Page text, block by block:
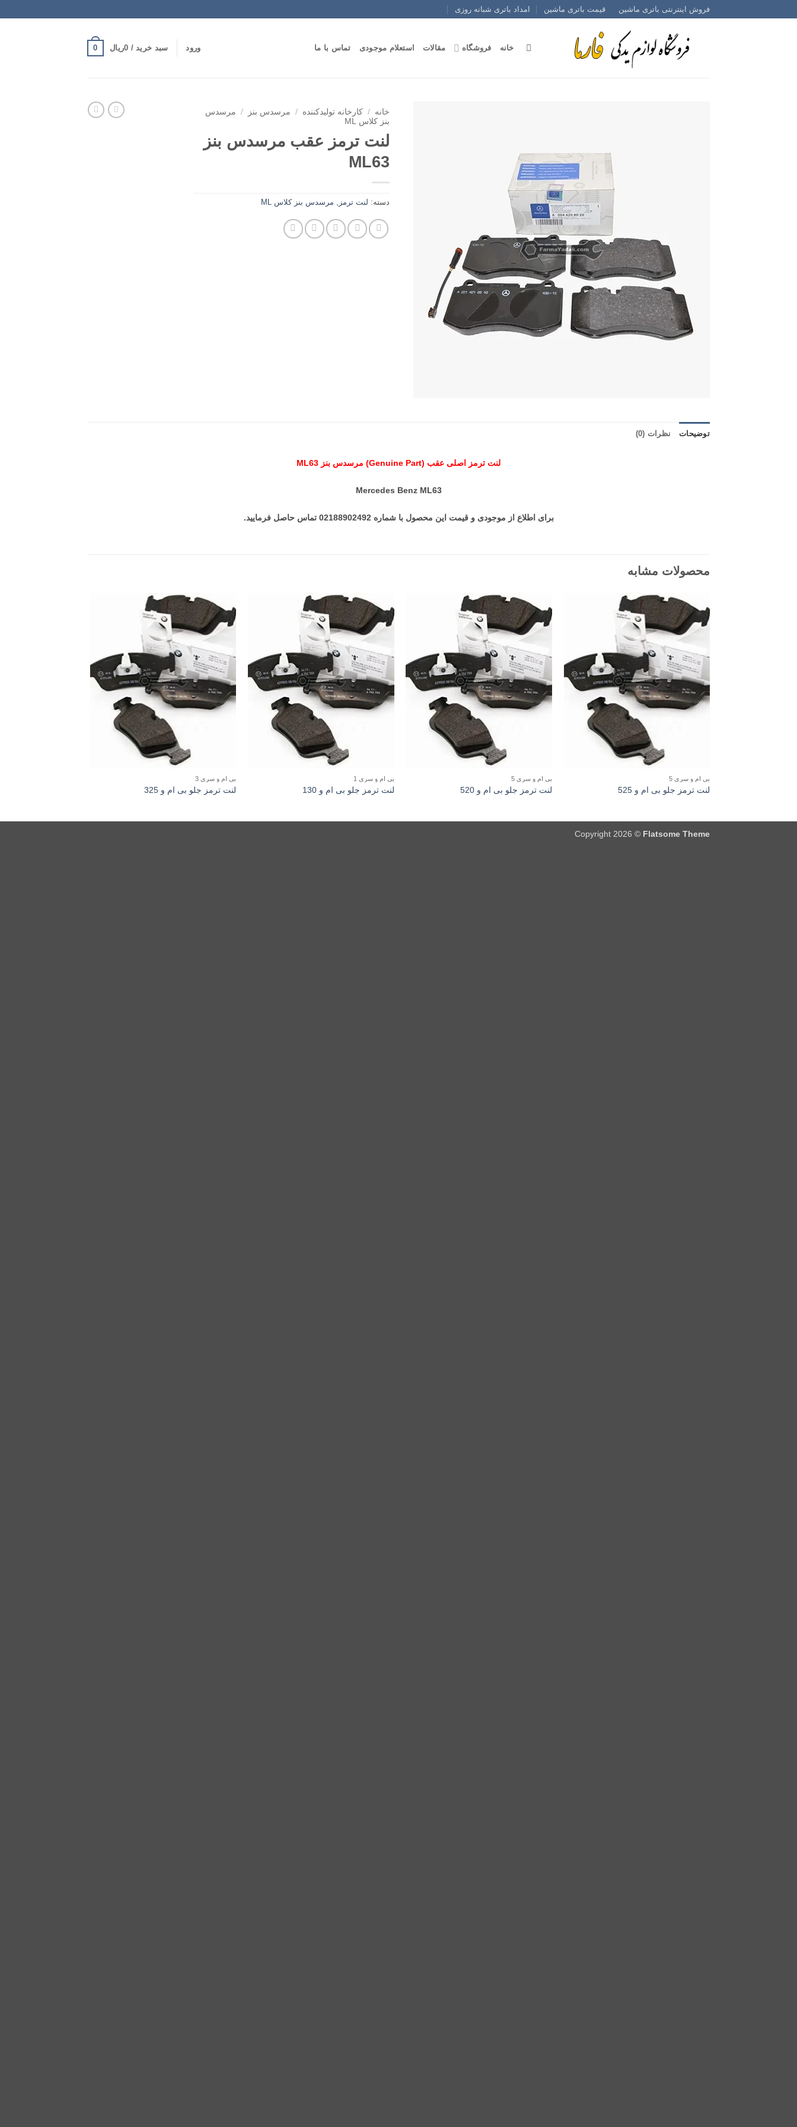
to
فروش اینترنتی باتری ماشین قیمت باتری ماشین امداد باتری شبانه روزی
خانه فروشگاه مقالات استعلام موجودی تماس با ما ورود سبد خرید / 0ریال 0
خانه / کارخانه تولیدکننده / مرسدس بنز / مرسدس
بنز کلاس ML
لنت ترمز عقب مرسدس بنز
ML63
دسته: لنت ترمز مرسدس بنز کلاس ML
توضیحات نظرات (0)
لنت ترمز اصلی عقب (Genuine Part) مرسدس بنز ML63
Mercedes Benz ML63
برای اطلاع از موجودی و قیمت این محصول با شماره 02188902492 تماس حاصل فرمایید.
محصولات مشابه
بی ام و سری 5
لنت ترمز جلو بی ام و 525
بی ام و سری 5
لنت ترمز جلو بی ام و 520
بی ام و سری 1
لنت ترمز جلو بی ام و 130
بی ام و سری 3
لنت ترمز جلو بی ام و 325
Copyright 2026 © Flatsome Theme